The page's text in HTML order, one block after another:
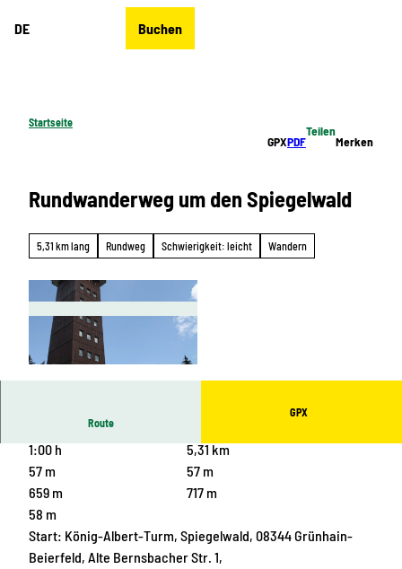
DE Buchen
Startseite
GPXPDF
Teilen
Merken
Rundwanderweg um den Spiegelwald
5,31 km lang Rundweg Schwierigkeit: leicht Wandern
Route
GPX
1:00 h
5,31 km
57 m
57 m
659 m
717 m
58 m
Start: König-Albert-Turm, Spiegelwald, 08344 Grünhain-
Beierfeld, Alte Bernsbacher Str. 1,